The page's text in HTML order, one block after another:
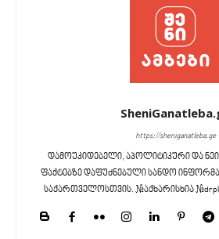
https://sheniganatleba.ge
დამოუკიდებელი, აპოლიტიკური და
ფაქტებზე დაფუძნებული სანდო
საქართველოსთვის. #აქხარისხია